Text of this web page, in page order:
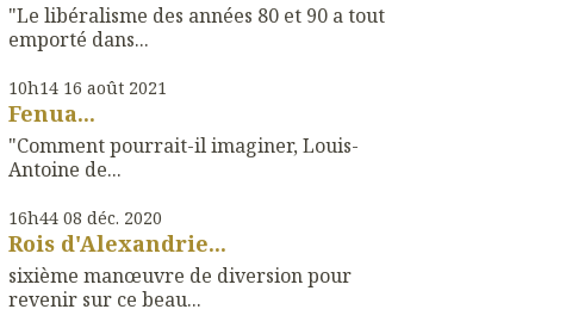
"Le libéralisme des années 80 et 90 a tout
emporté dans...
10h14 16 août 2021
Fenua...
"Comment pourrait-il imaginer, Louis-
Antoine de...
16h44 08 déc. 2020
Rois d'Alexandrie...
sixième manœuvre de diversion pour
revenir sur ce beau...